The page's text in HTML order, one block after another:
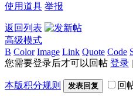
使用道具 举报
返回列表
高级模式
B Color Image Link Quote Code
您需要登录后才可以回帖 登录 |
本版积分规则 发表回复 回